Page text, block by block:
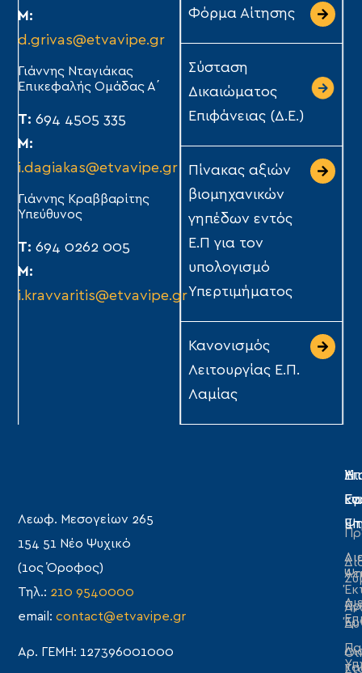
Μ:
d.grivas@etvavipe.gr
Γιάννης Νταγιάκας
Επικεφαλής Ομάδας Α΄
Τ: 694 4505 335
Μ:
i.dagiakas@etvavipe.gr
Γιάννης Κραββαρίτης
Υπεύθυνος
Τ: 694 0262 005
Μ:
i.kravvaritis@etvavipe.gr
Φόρμα Αίτησης
Σύσταση
Δικαιώματος
Επιφάνειας (Δ.Ε.)
Πίνακας αξιών
βιομηχανικών
γηπέδων εντός
Ε.Π για τον
υπολογισμό
Υπερτιμήματος
Κανονισμός
Λειτουργίας Ε.Π.
Λαμίας
Λεωφ. Μεσογείων 265
154 51 Νέο Ψυχικό
(1ος Όροφος)
Τηλ.: 210 9540000
email:contact@etvavipe.gr
Αρ. ΓΕΜΗ: 127396001000
Η